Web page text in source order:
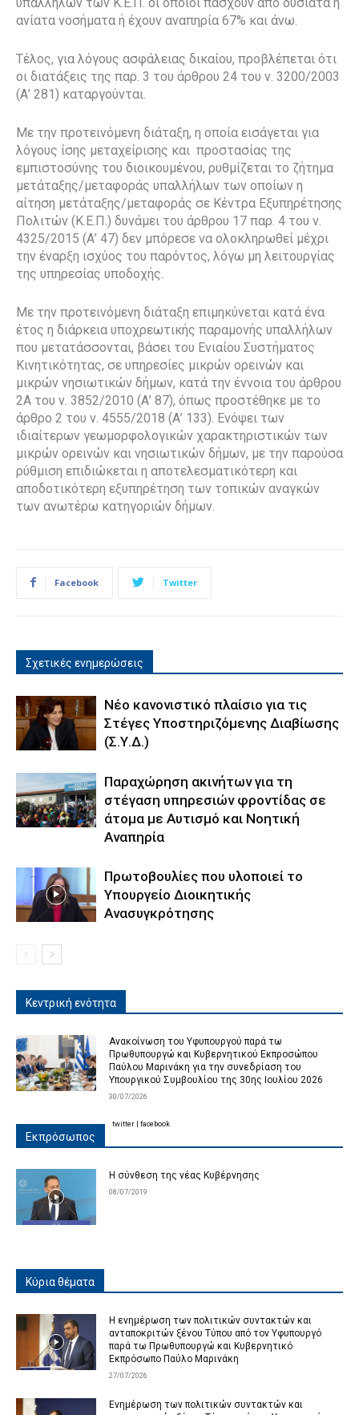
ανίατα νοσήματα ή έχουν αναπηρία 67% και άνω.
Τέλος, για λόγους ασφάλειας δικαίου, προβλέπεται ότι
οι διατάξεις της παρ. 3 του άρθρου 24 του ν. 3200/2003
(Α’ 281) καταργούνται.
Με την προτεινόμενη διάταξη, η οποία εισάγεται για
λόγους ίσης μεταχείρισης και προστασίας της
εμπιστοσύνης του διοικουμένου, ρυθμίζεται το ζήτημα
μετάταξης/μεταφοράς υπαλλήλων των οποίων η
αίτηση μετάταξης/μεταφοράς σε Κέντρα Εξυπηρέτησης
Πολιτών (Κ.Ε.Π.) δυνάμει του άρθρου 17 παρ. 4 του ν.
4325/2015 (Α’ 47) δεν μπόρεσε να ολοκληρωθεί μέχρι
την έναρξη ισχύος του παρόντος, λόγω μη λειτουργίας
της υπηρεσίας υποδοχής.
Με την προτεινόμενη διάταξη επιμηκύνεται κατά ένα
έτος η διάρκεια υποχρεωτικής παραμονής υπαλλήλων
που μετατάσσονται, βάσει του Ενιαίου Συστήματος
Κινητικότητας, σε υπηρεσίες μικρών ορεινών και
μικρών νησιωτικών δήμων, κατά την έννοια του άρθρου
2Α του ν. 3852/2010 (Α’ 87), όπως προστέθηκε με το
άρθρο 2 του ν. 4555/2018 (Α’ 133). Ενόψει των
ιδιαίτερων γεωμορφολογικών χαρακτηριστικών των
μικρών ορεινών και νησιωτικών δήμων, με την παρούσα
ρύθμιση επιδιώκεται η αποτελεσματικότερη και
αποδοτικότερη εξυπηρέτηση των τοπικών αναγκών
των ανωτέρω κατηγοριών δήμων.
Facebook Twitter
Σχετικές ενημερώσεις
Νέο κανονιστικό πλαίσιο για τις
Στέγες Υποστηριζόμενης Διαβίωσης
(Σ.Υ.Δ.)
Παραχώρηση ακινήτων για τη
στέγαση υπηρεσιών φροντίδας σε
άτομα με Αυτισμό και Νοητική
Αναπηρία
Πρωτοβουλίες που υλοποιεί το
Υπουργείο Διοικητικής
Ανασυγκρότησης
Κεντρική ενότητα
Ανακοίνωση του Υφυπουργού παρά τω
Πρωθυπουργώ και Κυβερνητικού Εκπροσώπου
Παύλου Μαρινάκη για την συνεδρίαση του
Υπουργικού Συμβουλίου της 30ης Ιουλίου 2026
30/07/2026
Εκπρόσωπος
Η σύνθεση της νέας Κυβέρνησης
08/07/2019
twitter facebook
Κύρια θέματα
Η ενημέρωση των πολιτικών συντακτών και
ανταποκριτών ξένου Τύπου από τον Υφυπουργό
παρά τω Πρωθυπουργώ και Κυβερνητικό
Εκπρόσωπο Παύλο Μαρινάκη
27/07/2026
Ενημέρωση των πολιτικών συντακτών και